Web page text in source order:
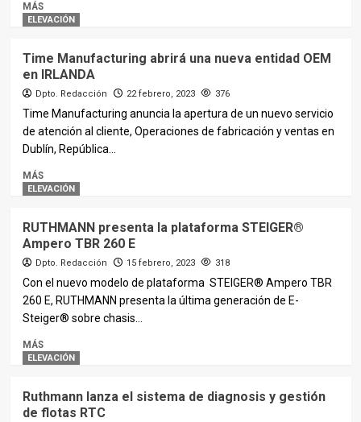
MÁS
ELEVACIÓN
Time Manufacturing abrirá una nueva entidad OEM
en IRLANDA
Dpto. Redacción 22 febrero, 2023 376
Time Manufacturing anuncia la apertura de un nuevo servicio
de atención al cliente, Operaciones de fabricación y ventas en
Dublín, República...
MÁS
ELEVACIÓN
RUTHMANN presenta la plataforma STEIGER®
Ampero TBR 260 E
Dpto. Redacción 15 febrero, 2023 318
Con el nuevo modelo de plataforma STEIGER® Ampero TBR
260 E, RUTHMANN presenta la última generación de E-
Steiger® sobre chasis...
MÁS
ELEVACIÓN
Ruthmann lanza el sistema de diagnosis y gestión
de flotas RTC